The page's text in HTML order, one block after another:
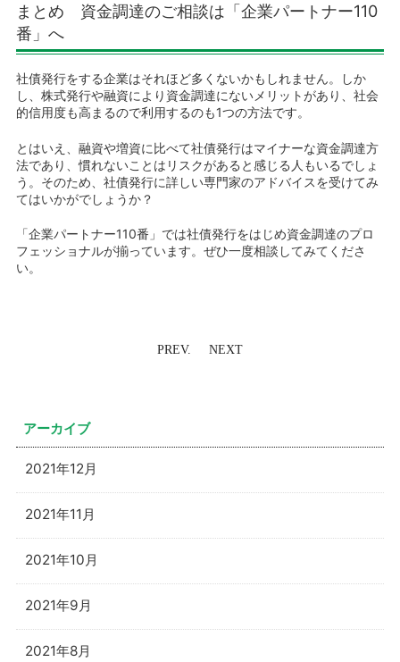
まとめ 資金調達のご相談は「企業パートナー110
番」へ
社債発行をする企業はそれほど多くないかもしれません。しか
し、株式発行や融資により資金調達にないメリットがあり、社会
的信用度も高まるので利用するのも1つの方法です。
とはいえ、融資や増資に比べて社債発行はマイナーな資金調達方
法であり、慣れないことはリスクがあると感じる人もいるでしょ
う。そのため、社債発行に詳しい専門家のアドバイスを受けてみ
てはいかがでしょうか？
「企業パートナー110番」では社債発行をはじめ資金調達のプロ
フェッショナルが揃っています。ぜひ一度相談してみてくださ
い。
PREV. NEXT
アーカイブ
2021年12月
2021年11月
2021年10月
2021年9月
2021年8月